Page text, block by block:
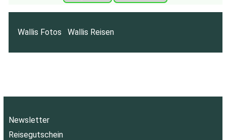
Wallis Fotos Wallis Reisen
Newsletter
Reisegutschein